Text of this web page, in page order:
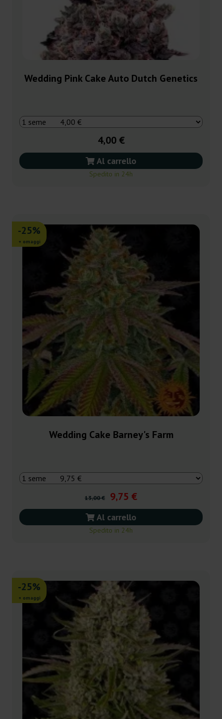
Wedding Pink Cake Auto Dutch Genetics
4,00 €
Al carrello
Spedito in 24h
-25%
+ omaggi
Wedding Cake Barney's Farm
13,00 € 9,75 €
Al carrello
Spedito in 24h
-25%
+ omaggi